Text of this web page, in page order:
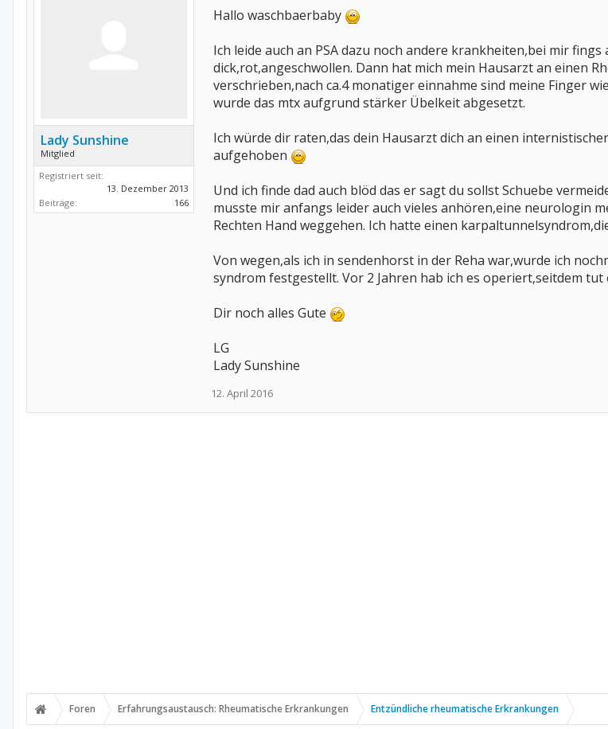
Lady Sunshine
Mitglied
Registriert seit:
13. Dezember 2013
Beiträge:
166
Hallo waschbaerbaby
Ich leide auch an PSA dazu noch andere krankheiten,bei mir
dick,rot,angeschwollen. Dann hat mich mein Hausarzt an einen
verschrieben,nach ca.4 monatiger einnahme sind meine Finger
wurde das mtx aufgrund stärker Übelkeit abgesetzt.
Ich würde dir raten,das dein Hausarzt dich an einen
aufgehoben
Und ich finde dad auch blöd das er sagt du sollst Schuebe
musste mir anfangs leider auch vieles anhören,eine neurologin
Rechten Hand weggehen. Ich hatte einen
Von wegen,als ich in sendenhorst in der Reha war,wurde ich
syndrom festgestellt. Vor 2 Jahren hab ich es operiert,seitdem tut
Dir noch alles Gute
LG
Lady Sunshine
12. April 2016
Foren Erfahrungsaustausch: Rheumatische Erkrankungen Entzündliche rheumatische Erkrankungen